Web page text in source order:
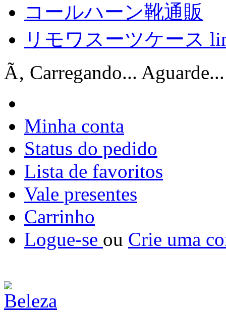
コールハーン靴通販
リモワスーツケース
Ã‚ Carregando... Aguarde...
Minha conta
Status do pedido
Lista de favoritos
Vale presentes
Carrinho
Logue-se ou Crie uma